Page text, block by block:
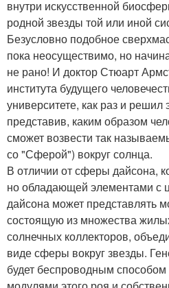
внутри искусственной
родной звезды той или иной
Безусловно подобное
пока неосуществимо, но
не рано! И доктор Стюарт
института будущего
университете, как раз и решил
представив, каким образом
сможет возвести так
со "Сферой") вокруг солнца.
В отличии от сферы дайсона,
но обладающей элементами с
дайсона может представлять
состоящую из множества
солнечных коллекторов,
виде сферы вокруг звезды.
будет беспроводным